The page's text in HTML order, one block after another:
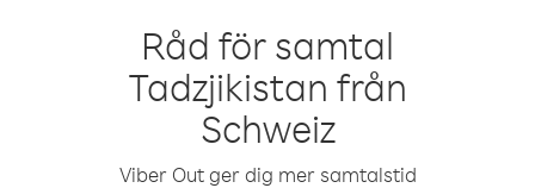
Råd för samtal
Tadzjikistan från
Schweiz
Viber Out ger dig mer samtalstid